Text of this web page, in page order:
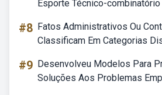
Esporte Técnico-combinatório
#8 Fatos Administrativos Ou
Classificam Em Categorias
#9 Desenvolveu Modelos Para
Soluções Aos Problemas